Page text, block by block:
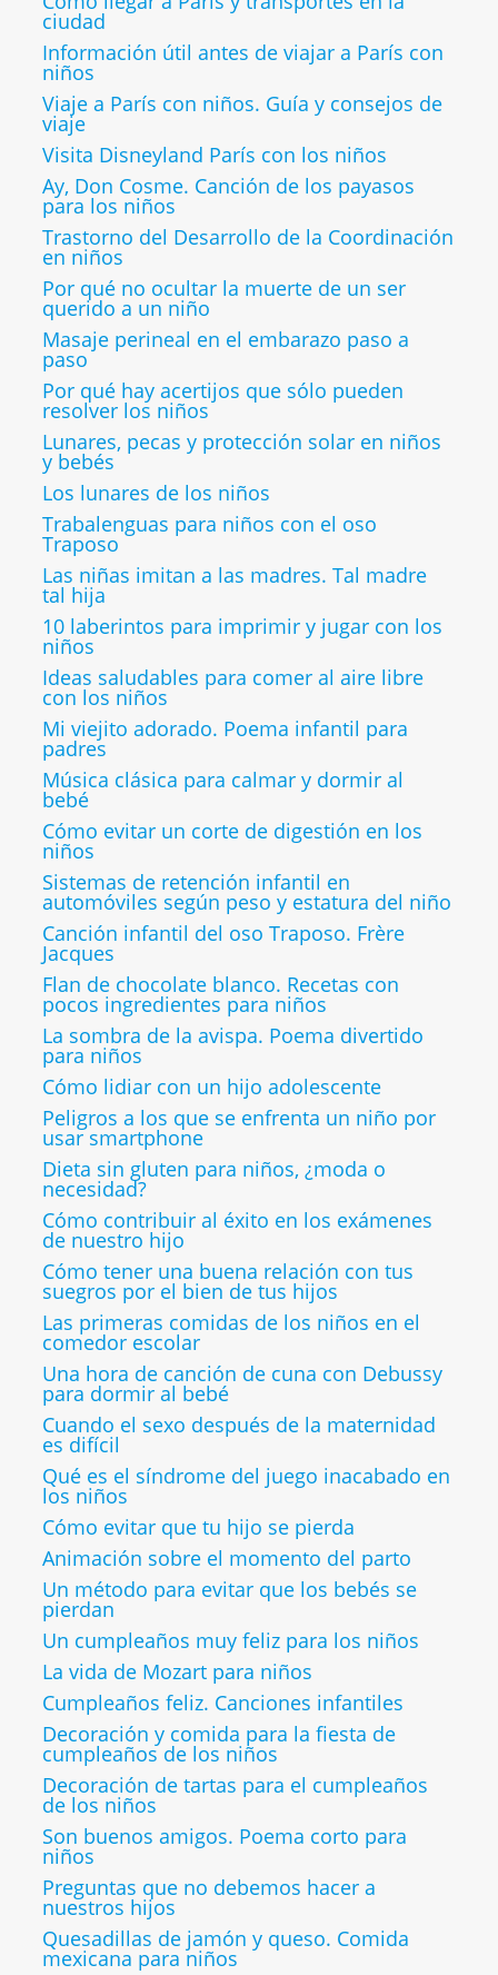
ciudad
Información útil antes de viajar a París con
niños
Viaje a París con niños. Guía y consejos de
viaje
Visita Disneyland París con los niños
Ay, Don Cosme. Canción de los payasos
para los niños
Trastorno del Desarrollo de la Coordinación
en niños
Por qué no ocultar la muerte de un ser
querido a un niño
Masaje perineal en el embarazo paso a
paso
Por qué hay acertijos que sólo pueden
resolver los niños
Lunares, pecas y protección solar en niños
y bebés
Los lunares de los niños
Trabalenguas para niños con el oso
Traposo
Las niñas imitan a las madres. Tal madre
tal hija
10 laberintos para imprimir y jugar con los
niños
Ideas saludables para comer al aire libre
con los niños
Mi viejito adorado. Poema infantil para
padres
Música clásica para calmar y dormir al
bebé
Cómo evitar un corte de digestión en los
niños
Sistemas de retención infantil en
automóviles según peso y estatura del niño
Canción infantil del oso Traposo. Frère
Jacques
Flan de chocolate blanco. Recetas con
pocos ingredientes para niños
La sombra de la avispa. Poema divertido
para niños
Cómo lidiar con un hijo adolescente
Peligros a los que se enfrenta un niño por
usar smartphone
Dieta sin gluten para niños, ¿moda o
necesidad?
Cómo contribuir al éxito en los exámenes
de nuestro hijo
Cómo tener una buena relación con tus
suegros por el bien de tus hijos
Las primeras comidas de los niños en el
comedor escolar
Una hora de canción de cuna con Debussy
para dormir al bebé
Cuando el sexo después de la maternidad
es difícil
Qué es el síndrome del juego inacabado en
los niños
Cómo evitar que tu hijo se pierda
Animación sobre el momento del parto
Un método para evitar que los bebés se
pierdan
Un cumpleaños muy feliz para los niños
La vida de Mozart para niños
Cumpleaños feliz. Canciones infantiles
Decoración y comida para la fiesta de
cumpleaños de los niños
Decoración de tartas para el cumpleaños
de los niños
Son buenos amigos. Poema corto para
niños
Preguntas que no debemos hacer a
nuestros hijos
Quesadillas de jamón y queso. Comida
mexicana para niños